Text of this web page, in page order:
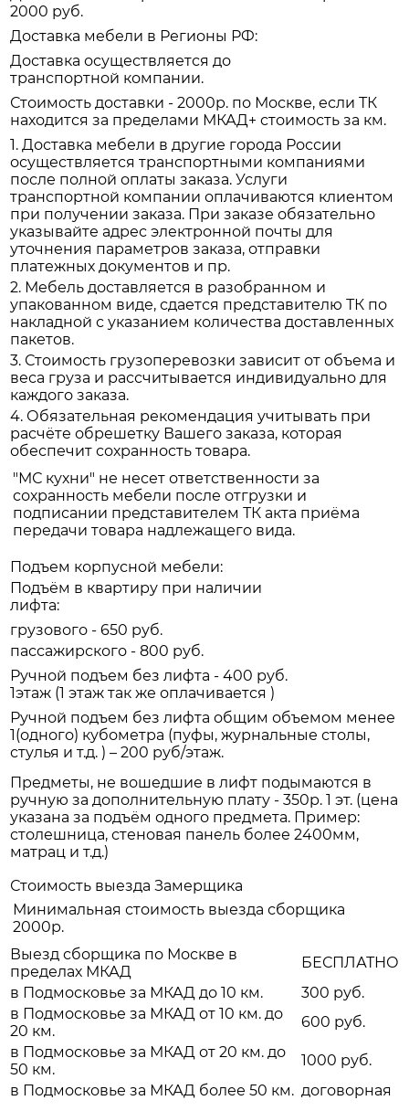
2000 руб.
Доставка мебели в Регионы РФ:
Доставка осуществляется до
транспортной компании.
Стоимость доставки - 2000р. по Москве, если ТК
находится за пределами МКАД+ стоимость за км.
1. Доставка мебели в другие города России
осуществляется транспортными компаниями
после полной оплаты заказа. Услуги
транспортной компании оплачиваются клиентом
при получении заказа. При заказе обязательно
указывайте адрес электронной почты для
уточнения параметров заказа, отправки
платежных документов и пр.
2. Мебель доставляется в разобранном и
упакованном виде, сдается представителю ТК по
накладной с указанием количества доставленных
пакетов.
3. Стоимость грузоперевозки зависит от объема и
веса груза и рассчитывается индивидуально для
каждого заказа.
4. Обязательная рекомендация учитывать при
расчёте обрешетку Вашего заказа, которая
обеспечит сохранность товара.
"МС кухни" не несет ответственности за
сохранность мебели после отгрузки и
подписании представителем ТК акта приёма
передачи товара надлежащего вида.
Подъем корпусной мебели:
Подъём в квартиру при наличии
лифта:
грузового - 650 руб.
пассажирского - 800 руб.
Ручной подъем без лифта - 400 руб.
1этаж (1 этаж так же оплачивается )
Ручной подъем без лифта общим объемом менее
1(одного) кубометра (пуфы, журнальные столы,
стулья и т.д. ) – 200 руб/этаж.
Предметы, не вошедшие в лифт подымаются в
ручную за дополнительную плату - 350р. 1 эт. (цена
указана за подъём одного предмета. Пример:
столешница, стеновая панель более 2400мм,
матрац и т.д.)
Стоимость выезда Замерщика
Минимальная стоимость выезда сборщика
2000р.
Выезд сборщика по Москве в
пределах МКАД
БЕСПЛАТНО
в Подмосковье за МКАД до 10 км.
300 руб.
в Подмосковье за МКАД от 10 км. до
20 км.
600 руб.
в Подмосковье за МКАД от 20 км. до
50 км.
1000 руб.
в Подмосковье за МКАД более 50 км. договорная